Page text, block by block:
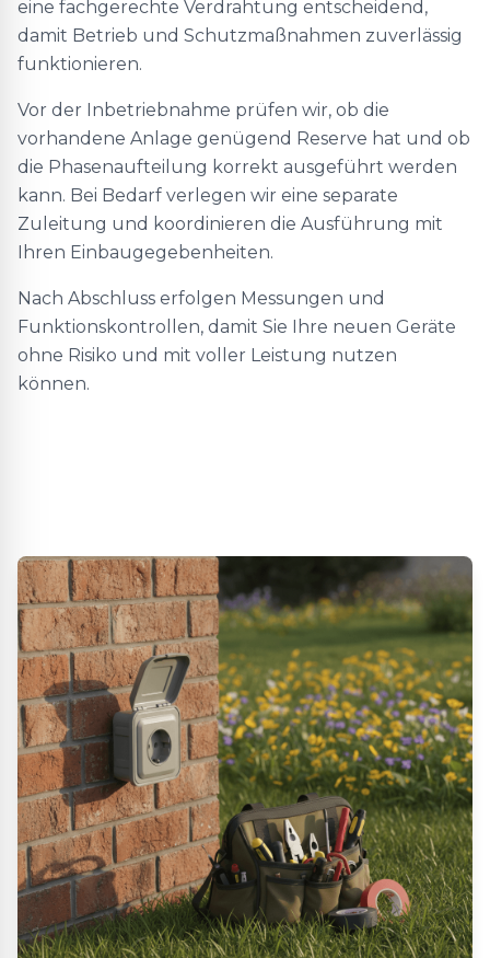
eine fachgerechte Verdrahtung entscheidend,
damit Betrieb und Schutzmaßnahmen zuverlässig
funktionieren.
Vor der Inbetriebnahme prüfen wir, ob die
vorhandene Anlage genügend Reserve hat und ob
die Phasenaufteilung korrekt ausgeführt werden
kann. Bei Bedarf verlegen wir eine separate
Zuleitung und koordinieren die Ausführung mit
Ihren Einbaugegebenheiten.
Nach Abschluss erfolgen Messungen und
Funktionskontrollen, damit Sie Ihre neuen Geräte
ohne Risiko und mit voller Leistung nutzen
können.